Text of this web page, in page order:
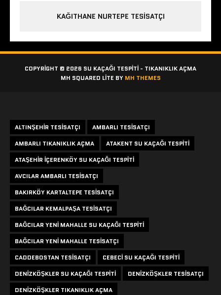
KAĞITHANE NURTEPE TESISATÇI
COPYRIGHT © 2026 SU KAÇAĞI TESPITI - TIKANIKLIK AÇMA
MH SQUARED LITE BY MH THEMES
ALTINŞEHIR TESISATÇI
AMBARLI TESISATÇI
AMBARLI TIKANIKLIK AÇMA
ATAKENT SU KAÇAĞI TESPITI
ATAŞEHIR IÇERENKÖY SU KAÇAĞI TESPITI
AVCILAR AMBARLI TESISATÇI
BAKIRKÖY KARTALTEPE TESISATÇI
BAĞCILAR KEMALPAŞA TESISATÇI
BAĞCILAR YENI MAHALLE SU KAÇAĞI TESPITI
BAĞCILAR YENI MAHALLE TESISATÇI
CADDEBOSTAN TESISATÇI
CEBECI SU KAÇAĞI TESPITI
DENIZKÖŞKLER SU KAÇAĞI TESPITI
DENIZKÖŞKLER TESISATÇI
DENIZKÖŞKLER TIKANIKLIK AÇMA